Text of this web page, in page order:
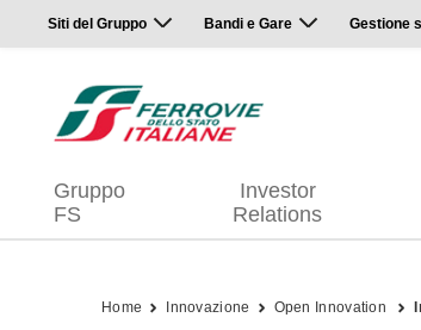
Siti del Gruppo Bandi e Gare Gestione
Gruppo
FS
Investor
Relations
Home Innovazione Open Innovation